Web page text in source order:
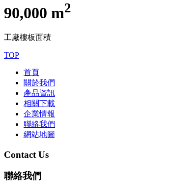
90,000 m2
工廠樓板面積
TOP
首頁
關於我們
產品資訊
相關下載
企業情報
聯絡我們
網站地圖
Contact Us
聯絡我們